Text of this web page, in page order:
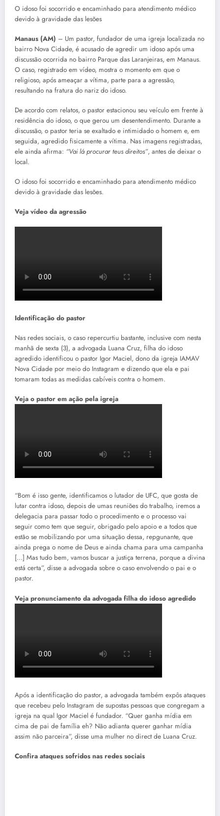
O idoso foi socorrido e encaminhado para atendimento médico
devido à gravidade das lesões
Manaus (AM) – Um pastor, fundador de uma igreja localizada no
bairro Nova Cidade, é acusado de agredir um idoso após uma
discussão ocorrida no bairro Parque das Laranjeiras, em Manaus.
O caso, registrado em vídeo, mostra o momento em que o
religioso, após ameaçar a vítima, parte para a agressão,
resultando na fratura do nariz do idoso.
De acordo com relatos, o pastor estacionou seu veículo em frente à
residência do idoso, o que gerou um desentendimento. Durante a
discussão, o pastor teria se exaltado e intimidado o homem e, em
seguida, agredido fisicamente a vítima. Nas imagens registradas,
ele ainda afirma: “Vai lá procurar teus direitos”, antes de deixar o
local.
O idoso foi socorrido e encaminhado para atendimento médico
devido à gravidade das lesões.
Veja vídeo da agressão
Identificação do pastor
Nas redes sociais, o caso repercurtiu bastante, inclusive com nesta
manhã de sexta (3), a advogada Luana Cruz, filha do idoso
agredido identificou o pastor Igor Maciel, dono da igreja IAMAV
Nova Cidade por meio do Instagram e dizendo que ela e pai
tomaram todas as medidas cabíveis contra o homem.
Veja o pastor em ação pela igreja
“Bom é isso gente, identificamos o lutador de UFC, que gosta de
lutar contra idoso, depois de umas reuniões do trabalho, iremos a
delegacia para passar todo o procedimento e o processo vai
seguir como tem que seguir, obrigado pelo apoio e a todos que
estão se mobilizando por uma situação dessa, repgunante, que
ainda prega o nome de Deus e ainda chama para uma campanha
[…] Mas tudo bem, vamos buscar a justiça terrena, porque a divina
está certa”, disse a advogada sobre o caso envolvendo o pai e o
pastor.
Veja pronunciamento da advogada filha do idoso agredido
Após a identificação do pastor, a advogada também expôs ataques
que recebeu pelo Instagram de supostas pessoas que congregam a
igreja na qual Igor Maciel é fundador. “Quer ganha mídia em
cima de pai de família eh? Não adianta querer ganhar mídia
assim não parceira”, disse uma mulher no direct de Luana Cruz.
Confira ataques sofridos nas redes sociais